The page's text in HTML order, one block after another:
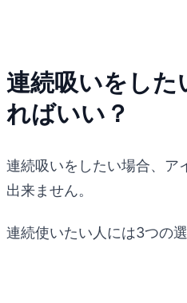
連続吸いをし
ればいい？
連続吸いをしたい場合、
出来ません。
連続使いたい人には3つの